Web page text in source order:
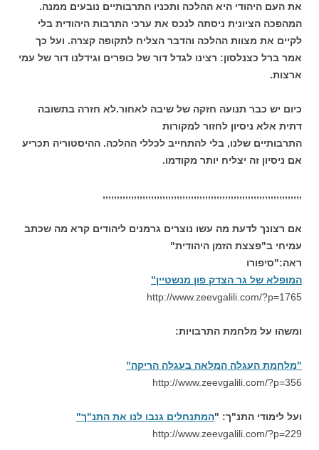
את העם היהודי היא ההלכה ותכניו התרבותיים נובעים ממנה.
המהפכה הציונית ניסתה לנכס את ערכי התרבות היהודית בלי
לקיים את מצוות ההלכה והדבר הצליח לתקופה קצרה. ועל כך
אמר ברל כצנלסון: רצינו לגדל דור של כופרים וגידלנו דור של עמי
ארצות.
כיום יש כבר תנועה חזקה של שיבה לאחור.לא חזרה בתשובה
דתית אלא ניסיון לחזור למקורות
התרבותיים שלנו, בלי להתחייב לכללי ההלכה. ההיסטוריה תכריע
אם ניסיון זה יצליח יותר מקודמו.
,,,,,,,,,,,,,,,,,,,,,,,,,,,,,,,,,,,,,,,,,,,,,,,,,,,,,,,,,,,,,,,,,,,,,,
אם רצונך לדעת מה עשו נוצרים גרמנים ליהודים קרא מה שכתב
עמיחי ב"פצצת הזמן היהודית"
ראה:"סיפורו
המופלא של גר הצדק פון מנשטיין"
http://www.zeevgalili.com/?p=1765
ומשהו על מלחמת התרבויות:
"מלחמת העגלה המלאה בעגלה הריקה"
http://www.zeevgalili.com/?p=356
ועל לימודי התנ"ך: "המתנחלים גנבו לנו את התנ"ך"
http://www.zeevgalili.com/?p=229